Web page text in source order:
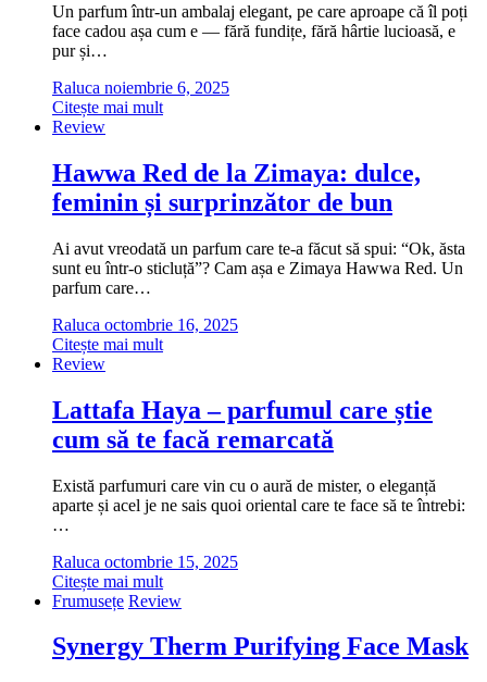
Un parfum într-un ambalaj elegant, pe care aproape că îl poți
face cadou așa cum e — fără fundițe, fără hârtie lucioasă, e
pur și…
Raluca noiembrie 6, 2025
Citește mai mult
Review
Hawwa Red de la Zimaya: dulce,
feminin și surprinzător de bun
Ai avut vreodată un parfum care te-a făcut să spui: “Ok, ăsta
sunt eu într-o sticluță”? Cam așa e Zimaya Hawwa Red. Un
parfum care…
Raluca octombrie 16, 2025
Citește mai mult
Review
Lattafa Haya – parfumul care știe
cum să te facă remarcată
Există parfumuri care vin cu o aură de mister, o eleganță
aparte și acel je ne sais quoi oriental care te face să te întrebi:
…
Raluca octombrie 15, 2025
Citește mai mult
Frumusețe Review
Synergy Therm Purifying Face Mask